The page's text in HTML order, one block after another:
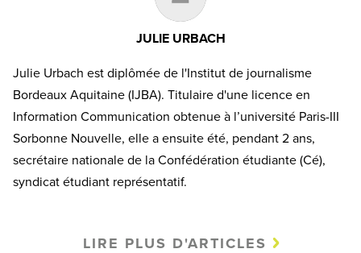
JULIE URBACH
Julie Urbach est diplômée de l'Institut de journalisme
Bordeaux Aquitaine (IJBA). Titulaire d'une licence en
Information Communication obtenue à l’université Paris-III
Sorbonne Nouvelle, elle a ensuite été, pendant 2 ans,
secrétaire nationale de la Confédération étudiante (Cé),
syndicat étudiant représentatif.
LIRE PLUS D'ARTICLES